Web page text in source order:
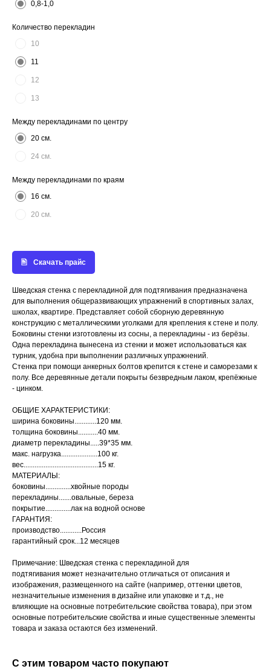
0,8-1,0
Количество перекладин
10
11
12
13
Между перекладинами по центру
20 см.
24 см.
Между перекладинами по краям
16 см.
20 см.
Скачать прайс
Шведская стенка с перекладиной для подтягивания предназначена
для выполнения общеразвивающих упражнений в спортивных залах,
школах, квартире. Представляет собой сборную деревянную
конструкцию с металлическими уголками для крепления к стене и полу.
Боковины стенки изготовлены из сосны, а перекладины - из берёзы.
Одна перекладина вынесена из стенки и может использоваться как
турник, удобна при выполнении различных упражнений.
Стенка при помощи анкерных болтов крепится к стене и саморезами к
полу. Все деревянные детали покрыты безвредным лаком, крепёжные
- цинком.
ОБЩИЕ ХАРАКТЕРИСТИКИ:
ширина боковины............120 мм.
толщина боковины...........40 мм.
диаметр перекладины.....39*35 мм.
макс. нагрузка....................100 кг.
вес.........................................15 кг.
МАТЕРИАЛЫ:
боковины..............хвойные породы
перекладины.......овальные, береза
покрытие..............лак на водной основе
ГАРАНТИЯ:
производство............Россия
гарантийный срок...12 месяцев
Примечание: Шведская стенка с перекладиной для
подтягивания может незначительно отличаться от описания и
изображения, размещенного на сайте (например, оттенки цветов,
незначительные изменения в дизайне или упаковке и т.д., не
влияющие на основные потребительские свойства товара), при этом
основные потребительские свойства и иные существенные элементы
товара и заказа остаются без изменений.
С этим товаром часто покупают